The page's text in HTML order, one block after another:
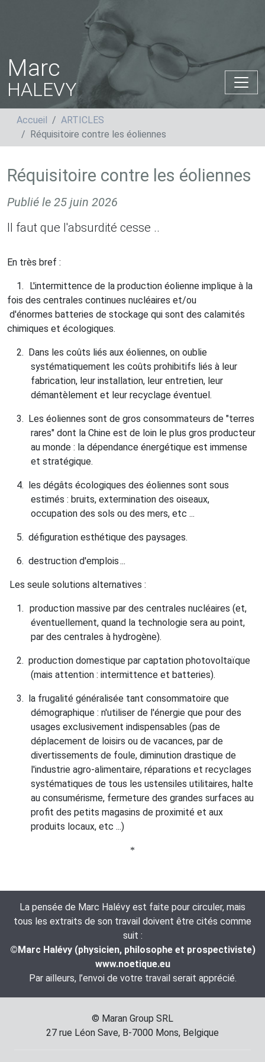
Marc
HALEVY
Accueil
ARTICLES
Réquisitoire contre les éoliennes
Réquisitoire contre les éoliennes
Publié le 25 juin 2026
Il faut que l'absurdité cesse ..
En très bref :
1.
L'intermittence de la production éolienne implique à la
fois des centrales continues nucléaires et/ou
d'énormes batteries de stockage qui sont des calamités
chimiques et écologiques.
2. Dans les coûts liés aux éoliennes, on oublie
systématiquement les coûts prohibitifs liés à leur
fabrication, leur installation, leur entretien, leur
démantèlement et leur recyclage éventuel.
3. Les éoliennes sont de gros consommateurs de "terres
rares" dont la Chine est de loin le plus gros producteur
au monde : la dépendance énergétique est immense
et stratégique.
4. les dégâts écologiques des éoliennes sont sous
estimés : bruits, extermination des oiseaux,
occupation des sols ou des mers, etc ...
5. défiguration esthétique des paysages.
6. destruction d'emplois...
Les seule solutions alternatives :
1. production massive par des centrales nucléaires (et,
éventuellement, quand la technologie sera au point,
par des centrales à hydrogène).
2. production domestique par captation photovoltaïque
(mais attention : intermittence et batteries).
3. la frugalité généralisée tant consommatoire que
démographique : n'utiliser de l'énergie que pour des
usages exclusivement indispensables (pas de
déplacement de loisirs ou de vacances, par de
divertissements de foule, diminution drastique de
l'industrie agro-alimentaire, réparations et recyclages
systématiques de tous les ustensiles utilitaires, halte
au consumérisme, fermeture des grandes surfaces au
profit des petits magasins de proximité et aux
produits locaux, etc ...)
*
La pensée de Marc Halévy est faite pour circuler, mais
tous les extraits de son travail doivent être cités comme
suit :
©Marc Halévy (physicien, philosophe et prospectiviste)
www.noetique.eu
Par ailleurs, l’envoi de votre travail serait apprécié.
© Maran Group SRL
27 rue Léon Save, B-7000 Mons, Belgique